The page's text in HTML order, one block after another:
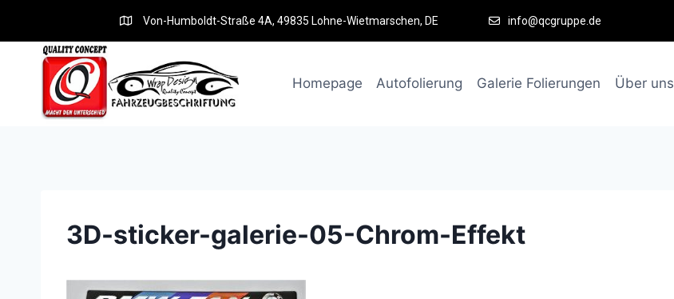
Von-Humboldt-Straße 4A, 49835 Lohne-Wietmarschen, DE info@qcgruppe.de
Homepage Autofolierung Galerie Folierungen Über uns
3D-sticker-galerie-05-Chrom-Effekt